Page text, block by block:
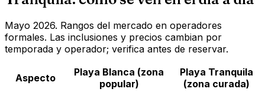
Mayo 2026. Rangos del mercado en operadores
formales. Las inclusiones y precios cambian por
temporada y operador; verifica antes de reservar.
Aspecto
Playa Blanca (zona
popular)
Playa Tranquila
(zona curada)